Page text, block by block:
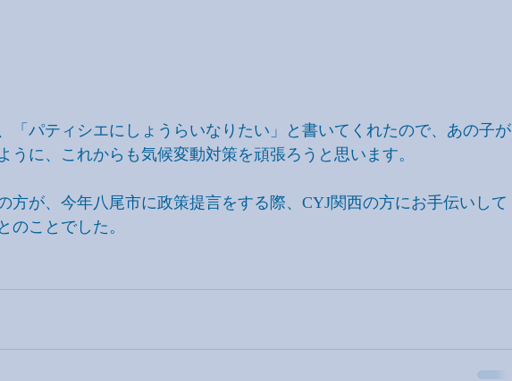
「パティシエにしょうらいなりたい」と書いてくれたので、あの子が
うに、これからも気候変動対策を頑張ろうと思います。
方が、今年八尾市に政策提言をする際、CYJ関西の方にお手伝いして
のことでした。